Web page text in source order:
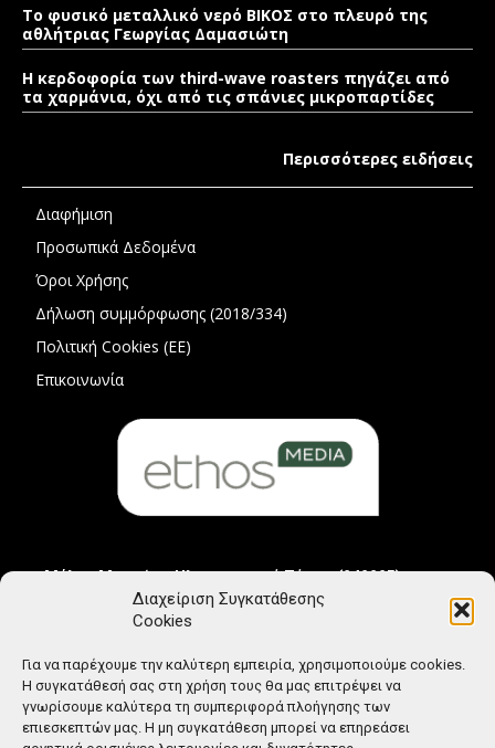
Διαχείριση Συγκατάθεσης
Cookies
Για να παρέχουμε την καλύτερη εμπειρία, χρησιμοποιούμε cookies.
Η συγκατάθεσή σας στη χρήση τους θα μας επιτρέψει να
γνωρίσουμε καλύτερα τη συμπεριφορά πλοήγησης των
επιεσκεπτών μας. Η μη συγκατάθεση μπορεί να επηρεάσει
Το φυσικό μεταλλικό νερό ΒΙΚΟΣ στο πλευρό της
αθλήτριας Γεωργίας Δαμασιώτη
Η κερδοφορία των third-wave roasters πηγάζει από
τα χαρμάνια, όχι από τις σπάνιες μικροπαρτίδες
Περισσότερες ειδήσεις
Διαφήμιση
Προσωπικά Δεδομένα
Όροι Χρήσης
Δήλωση συμμόρφωσης (2018/334)
Πολιτική Cookies (ΕΕ)
Επικοινωνία
Μέλος Μητρώου Ηλεκτρονικού Τύπου (242225)